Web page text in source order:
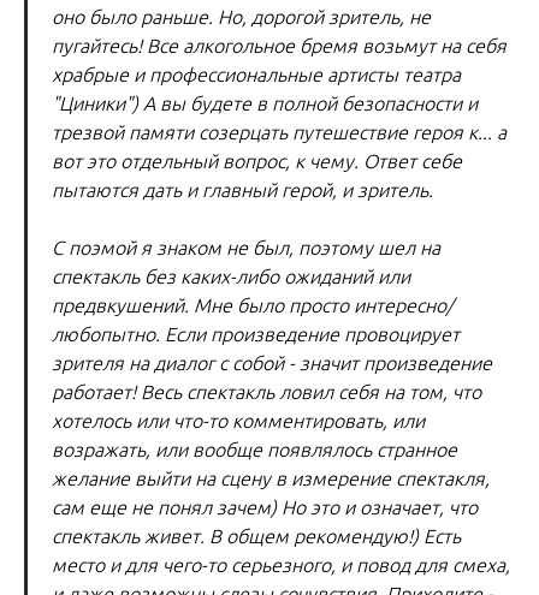
оно было раньше. Но, дорогой зритель, не
пугайтесь! Все алкогольное бремя возьмут на себя
храбрые и профессиональные артисты театра
"Циники") А вы будете в полной безопасности и
трезвой памяти созерцать путешествие героя к... а
вот это отдельный вопрос, к чему. Ответ себе
пытаются дать и главный герой, и зритель.
С поэмой я знаком не был, поэтому шел на
спектакль без каких-либо ожиданий или
предвкушений. Мне было просто интересно/
любопытно. Если произведение провоцирует
зрителя на диалог с собой - значит произведение
работает! Весь спектакль ловил себя на том, что
хотелось или что-то комментировать, или
возражать, или вообще появлялось странное
желание выйти на сцену в измерение спектакля,
сам еще не понял зачем) Но это и означает, что
спектакль живет. В общем рекомендую!) Есть
место и для чего-то серьезного, и повод для смеха,